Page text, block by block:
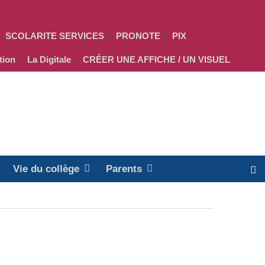
SCOLARITE SERVICES PRONOTE PIX
La Digitale CRÉER UNE AFFICHE / UN VISUEL
Vie du collège Parents